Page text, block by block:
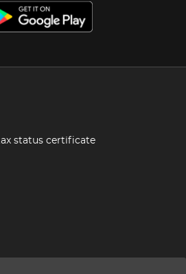
status certificate